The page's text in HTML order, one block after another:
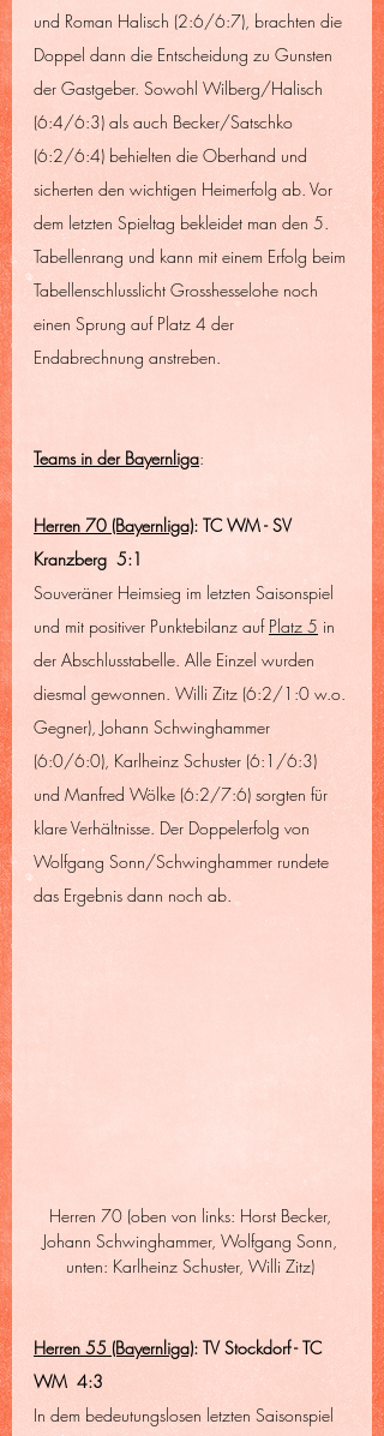
und Roman Halisch (2:6/6:7), brachten die
Doppel dann die Entscheidung zu Gunsten
der Gastgeber. Sowohl Wilberg/Halisch
(6:4/6:3) als auch Becker/Satschko
(6:2/6:4) behielten die Oberhand und
sicherten den wichtigen Heimerfolg ab. Vor
dem letzten Spieltag bekleidet man den 5.
Tabellenrang und kann mit einem Erfolg beim
Tabellenschlusslicht Grosshesselohe noch
einen Sprung auf Platz 4 der
Endabrechnung anstreben.
Teams in der Bayernliga:
Herren 70 (Bayernliga): TC WM - SV
Kranzberg  5:1
Souveräner Heimsieg im letzten Saisonspiel
und mit positiver Punktebilanz auf Platz 5 in
der Abschlusstabelle. Alle Einzel wurden
diesmal gewonnen. Willi Zitz (6:2/1:0 w.o.
Gegner), Johann Schwinghammer
(6:0/6:0), Karlheinz Schuster (6:1/6:3)
und Manfred Wölke (6:2/7:6) sorgten für
klare Verhältnisse. Der Doppelerfolg von
Wolfgang Sonn/Schwinghammer rundete
das Ergebnis dann noch ab.
Herren 70 (oben von links: Horst Becker,
Johann Schwinghammer, Wolfgang Sonn,
unten: Karlheinz Schuster, Willi Zitz)
Herren 55 (Bayernliga): TV Stockdorf - TC
WM  4:3
In dem bedeutungslosen letzten Saisonspiel